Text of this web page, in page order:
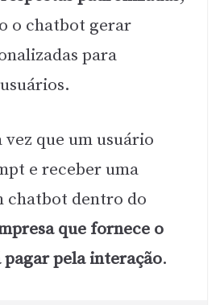
o chatbot gerar
para
que um usuário
e receber uma
chatbot dentro do
que fornece o
pela interação.